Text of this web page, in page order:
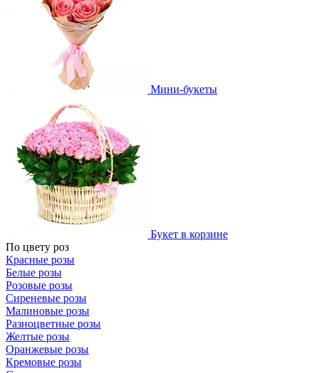
Мини-букеты
Букет в корзине
По цвету роз
Красные розы
Белые розы
Розовые розы
Сиреневые розы
Малиновые розы
Разноцветные розы
Желтые розы
Оранжевые розы
Кремовые розы